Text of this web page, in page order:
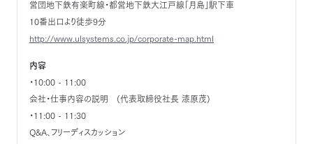
営団地下鉄有楽町線・都営地下鉄大江戸線「月島」駅下車
10番出口より徒歩9分
http://www.ulsystems.co.jp/corporate-map.html
内容
・10:00 - 11:00
会社・仕事内容の説明 (代表取締役社長 漆原茂)
・11:00 - 11:30
Q&A、フリーディスカッション